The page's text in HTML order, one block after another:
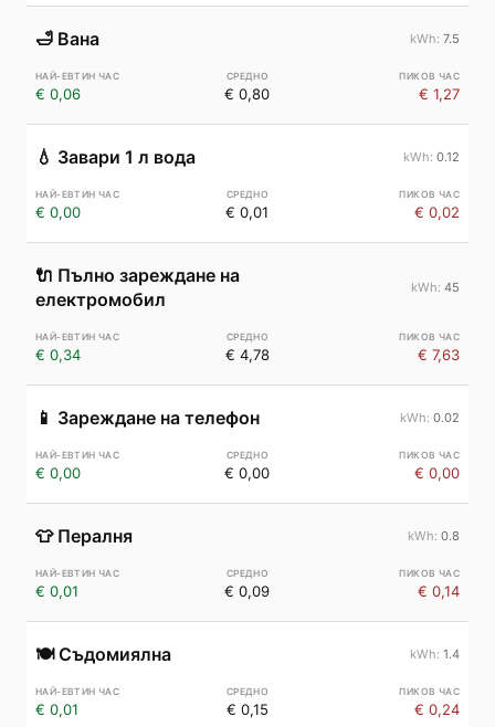
🛁 Вана 7.5
€ 0,06 € 0,80 € 1,27
💧 Завари 1 л вода 0.12
€ 0,00 € 0,01 € 0,02
🔌 Пълно зареждане на
електромобил
45
€ 0,34 € 4,78 € 7,63
📱 Зареждане на телефон 0.02
€ 0,00 € 0,00 € 0,00
👕 Пералня 0.8
€ 0,01 € 0,09 € 0,14
🍽️ Съдомиялна 1.4
€ 0,01 € 0,15 € 0,24